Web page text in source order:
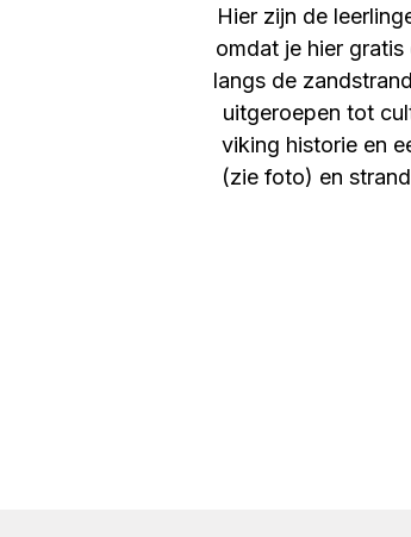
Hier zijn de
omdat je hier
langs de
uitgeroepen tot
viking historie en
(zie foto) en